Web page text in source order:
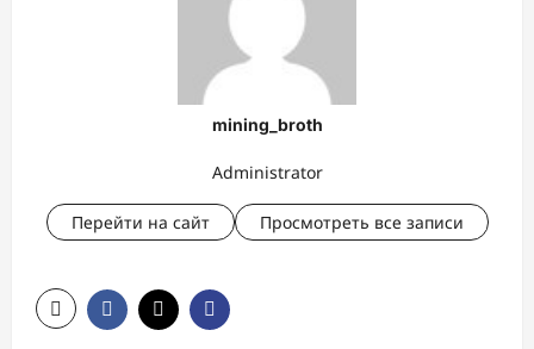
mining_broth
Administrator
Перейти на сайт Просмотреть все записи